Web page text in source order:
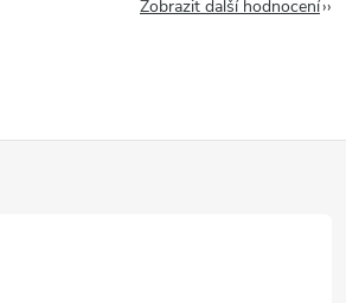
Zobrazit další hodnocení